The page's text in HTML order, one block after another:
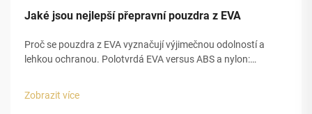
Jaké jsou nejlepší přepravní pouzdra z EVA
Proč se pouzdra z EVA vyznačují výjimečnou odolností a
lehkou ochranou. Polotvrdá EVA versus ABS a nylon:
nylonovými variantami, pokud jde o ochranu. Co je na nich...
Zobrazit více